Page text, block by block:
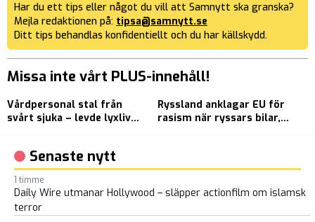
Har du ett tips eller något du vill att Samnytt ska granska?
Mejla redaktionen på: tipsa@samnytt.se
Ditt tips behandlas konfidentiellt och du har källskydd.
Missa inte vårt PLUS-innehåll!
Vårdpersonal stal från
svårt sjuka – levde lyxliv
Ryssland anklagar EU för
rasism när ryssars bilar,
Senaste nytt
1 timme
Daily Wire utmanar Hollywood – släpper actionfilm om islamsk
terror